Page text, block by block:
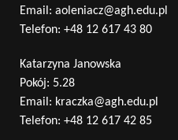
Email: aoleniacz@agh.edu.pl
Telefon: +48 12 617 43 80
Katarzyna Janowska
Pokój: 5.28
Email: kraczka@agh.edu.pl
Telefon: +48 12 617 42 85